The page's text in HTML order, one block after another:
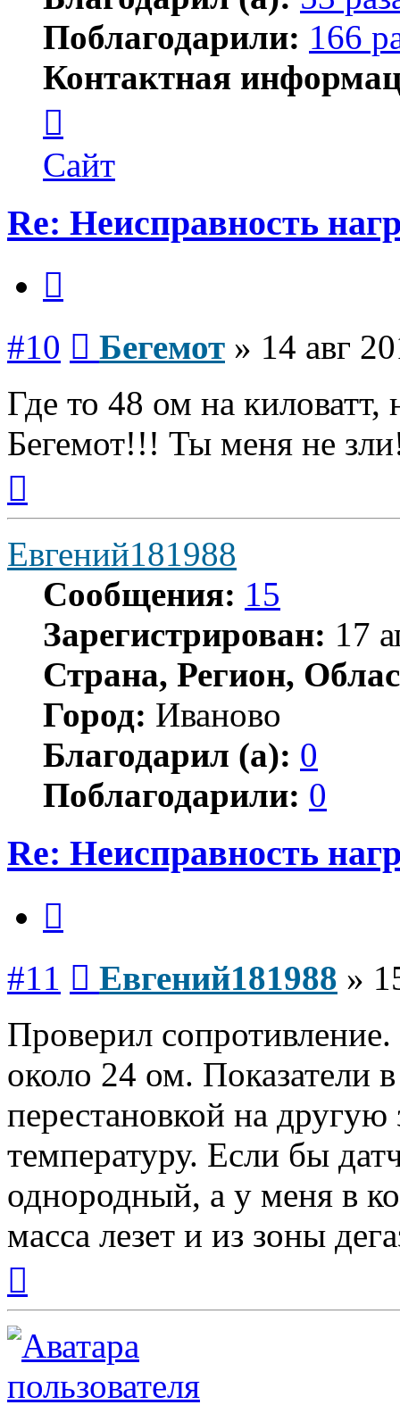
Поблагодарили: 166
Контактная
пользователя
Бегемот
Сайт
Re: Неисправность
#10 Бегемот » 14 авг
Где то 48 ом на киловатт,
Бегемот!!! Ты меня не
началу
Евгений181988
Сообщения: 15
Зарегистрирован: 17
Страна, Регион,
Город: Иваново
Благодарил (а): 0
Поблагодарили: 0
Re: Неисправность
#11 Евгений181988 »
Проверил
около 24 ом. Показатели
перестановкой на
температуру. Если бы
однородный, а у меня в
масса лезет и из зоны
началу